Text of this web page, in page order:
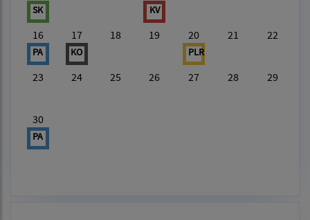
SK KV
16
PA
17
KO
18 19 20
PLR
21 22
23 24 25 26 27 28 29
30
PA